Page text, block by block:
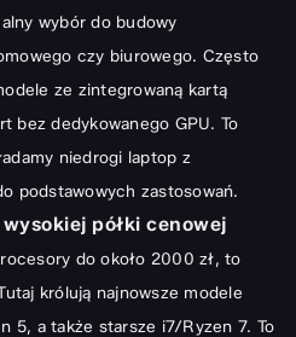
wybór do budowy
czy biurowego. Często
ze zintegrowaną kartą
bez dedykowanego GPU. To
niedrogi laptop z
podstawowych zastosowań.
półki cenowej
do około 2000 zł, to
królują najnowsze modele
5, a także starsze i7/Ryzen 7. To